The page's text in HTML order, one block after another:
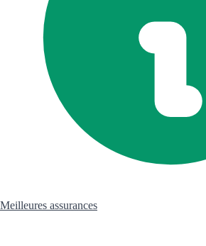
Meilleures assurances